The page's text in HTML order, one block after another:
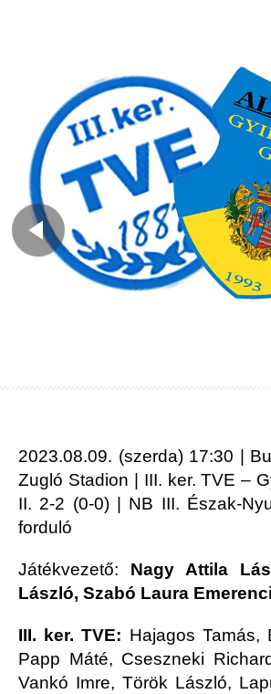
2023.08.09. (szerda) 17:30 |
Zugló Stadion | III. ker. TVE –
II. 2-2 (0-0) | NB III. Észak-
forduló
Játékvezető: Nagy Attila
László, Szabó Laura
III. ker. TVE: Hajagos Tamás,
Papp Máté, Cseszneki
Vankó Imre, Török László,